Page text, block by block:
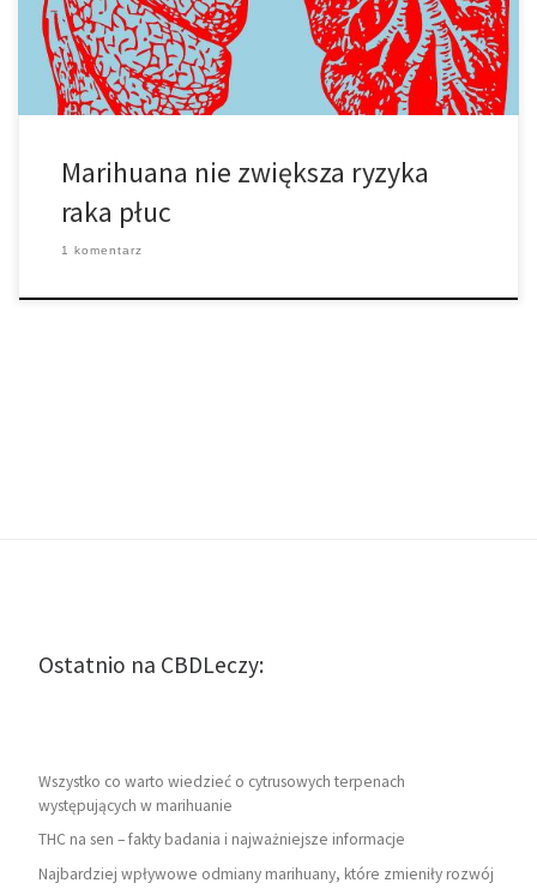
nowej Zelandii zebrali dane […]
Marihuana nie zwiększa ryzyka
raka płuc
1 komentarz
Ostatnio na CBDLeczy:
Wszystko co warto wiedzieć o cytrusowych terpenach
występujących w marihuanie
THC na sen – fakty badania i najważniejsze informacje
Najbardziej wpływowe odmiany marihuany, które zmieniły rozwój